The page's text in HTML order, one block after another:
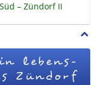
– Zündorf II
lebens-
Zündorf